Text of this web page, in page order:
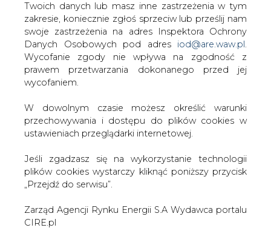
Twoich danych lub masz inne zastrzeżenia w tym
zakresie, koniecznie zgłoś sprzeciw lub prześlij nam
swoje zastrzeżenia na adres Inspektora Ochrony
Danych Osobowych pod adres iod@are.waw.pl.
Wycofanie zgody nie wpływa na zgodność z
prawem przetwarzania dokonanego przed jej
wycofaniem.
W dowolnym czasie możesz określić warunki
przechowywania i dostępu do plików cookies w
ustawieniach przeglądarki internetowej.
Jeśli zgadzasz się na wykorzystanie technologii
plików cookies wystarczy kliknąć poniższy przycisk
„Przejdź do serwisu”.
Zarząd Agencji Rynku Energii S.A Wydawca portalu
CIRE.pl
Konsolidacja obu firm nastąpi najpewniej w trzecim
kwartale przyszłego roku. Nowa firma zatrudniać będzie
około 31 tys. ludzi. Statoil ma interesy w 31 krajach, w tym i
w Polsce, gdzie posiada sieć stacji paliwowych. Norsk
Hydro działa w 40 krajach.
ponad 60-proc. pakiet jego akcji. Obecnie rząd jest
właścicielem 71 proc. akcji Statoilu i 44 proc. Norsk Hydro.
Zaplanowano wydzielenie jednak części Norsk Hydro
oddzielną firmą.
#Gazownictwo #
Artykuł powstał bez wsparcia narzędzi sztucznej inteligencji.
Wydawca portalu CIRE zgadza się na włączenie publikacji do